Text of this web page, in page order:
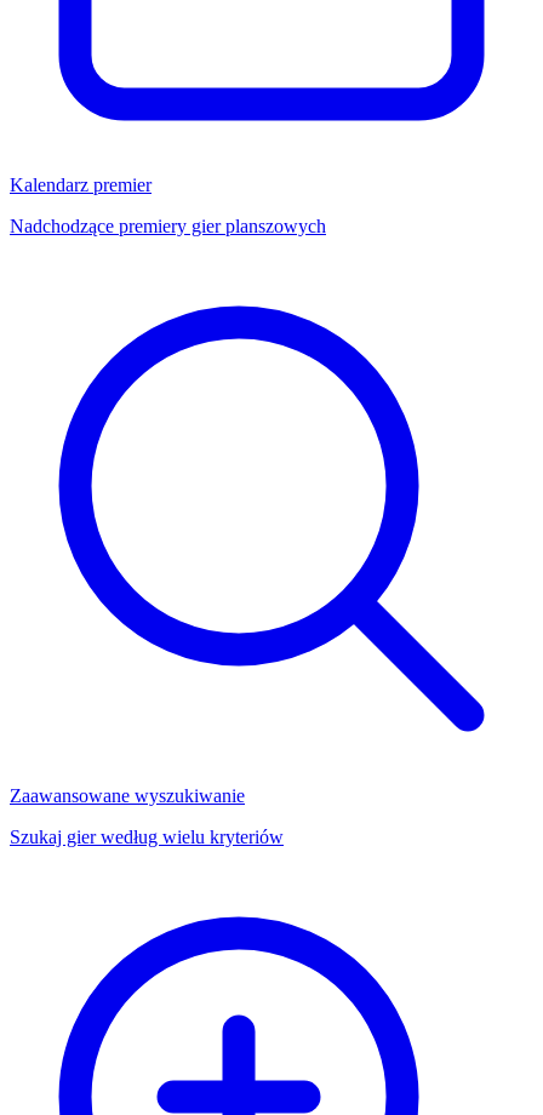
Kalendarz premier
Nadchodzące premiery gier planszowych
Zaawansowane wyszukiwanie
Szukaj gier według wielu kryteriów